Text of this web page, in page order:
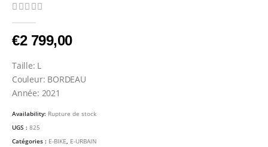
0Sur 5
€2 799,00
Taille: L
Couleur: BORDEAU
Année: 2021
Availability: Rupture de stock
UGS : 825
Catégories : E-BIKE, E-URBAIN